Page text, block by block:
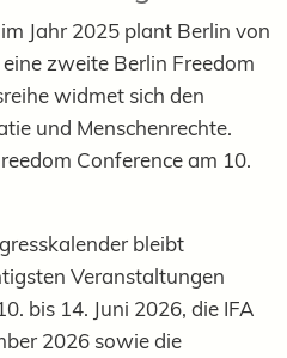
Jahr 2025 plant Berlin von
zweite Berlin Freedom
widmet sich den
und Menschenrechte.
Conference am 10.
bleibt
Veranstaltungen
bis 14. Juni 2026, die IFA
2026 sowie die